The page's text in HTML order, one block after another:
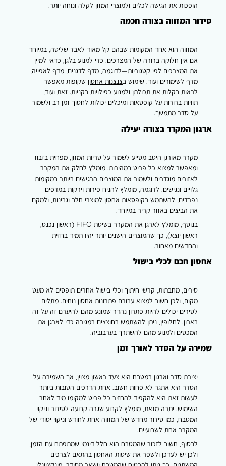
הופכות את הגישה לכלים ולמוצרי המזון לקלה ונוחה יותר.
סידור המזווה בצורה חכמה
המזווה הוא אחד המקומות שבהם קל מאוד לאבד שליטה, במיוחד
אם אין חלוקה ברורה של המצרכים. כדי למנוע בלגן, כדאי למיין
את המצרכים לפי קטגוריות—לדוגמה, מדף לדגנים, מדף לאפייה,
מדף לשימורים ועוד. שימוש בצנצנות אחסון שקופות מאפשר
לראות בקלות את תכולתן ולמנוע כפילויות בקניות. זאת ועוד,
תוויות ברורות על קופסאות ומיכלים יכולות לחסוך זמן רב ולשמור
על סדר מתמשך.
ארגון המקרר בצורה יעילה
מקרר מאורגן היטב מסייע לשמור על טריות המזון, מפחית בזבוז
ומאפשר למצוא כל פריט במהירות. מומלץ לחלק את המקרר
לאזורים מוגדרים ולשמור את המוצרים הרגישים ביותר במקומות
גלויים ונגישים. לדוגמה, מומלץ להניח פירות וירקות במדפים
נפרדים, להשתמש בקופסאות אחסון למוצרי חלב וגבינות, ולמקם
את הביצים באזור קריר במיוחד.
בנוסף, מומלץ לארגן את המקרר בשיטת FIFO (ראשון נכנס,
ראשון יוצא), כך שהמוצרים הישנים יותר יהיו תמיד בחזית
והחדשים מאחור.
אחסון חכם לכלי בישול
סירים, מחבתות, קרשי חיתוך וכלי בישול אחרים תופסים לא מעט
מקום, ולכן חשוב למצוא עבורם פתרונות אחסון נוחים. מתלים
לסירים יכולים להיות פתרון נהדר שמונע מהם להיערם זה על זה
בארון. לחלופין, ניתן להשתמש בחוצצים במגירה כדי לארגן את
המכסים ולמנוע מהם להשתרך בערבוביה.
שמירה על הסדר לאורך זמן
יצירת סדר וארגון במטבח היא צעד ראשון מצוין, אך השמירה על
הסדר היא אתגר לא פחות חשוב. אחת הדרכים הטובות ביותר
לעשות זאת היא להקפיד להחזיר כל פריט למקומו מיד לאחר
השימוש. יתרה מזאת, מומלץ לקבוע שגרה קבועה לסידור וניקוי
המטבח, כמו סידור מחדש של המזווה אחת לחודש וניקוי יסודי של
המקרר אחת לשבועיים.
לבסוף, חשוב לזכור שהמטבח הוא חלל דינמי שמתפתח עם הזמן,
ולכן יש לעדכן ולשפר את שיטות האחסון בהתאם לצרכים